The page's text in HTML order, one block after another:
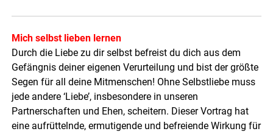
Mich selbst lieben lernen
Durch die Liebe zu dir selbst befreist du dich aus dem
Gefängnis deiner eigenen Verurteilung und bist der größte
Segen für all deine Mitmenschen! Ohne Selbstliebe muss
jede andere ‘Liebe’, insbesondere in unseren
Partnerschaften und Ehen, scheitern. Dieser Vortrag hat
eine aufrüttelnde, ermutigende und befreiende Wirkung für